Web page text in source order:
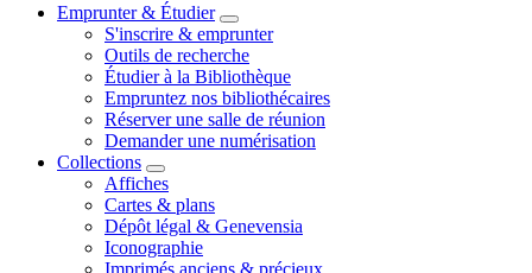
Emprunter & Étudier
S'inscrire & emprunter
Outils de recherche
Étudier à la Bibliothèque
Empruntez nos bibliothécaires
Réserver une salle de réunion
Demander une numérisation
Collections
Affiches
Cartes & plans
Dépôt légal & Genevensia
Iconographie
Imprimés anciens & précieux